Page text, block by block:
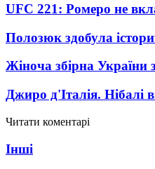
UFC 221: Ромеро не
Полозюк здобула
Жіноча збірна України
Джиро д'Італія. Нібалі
Читати коментарі
Інші